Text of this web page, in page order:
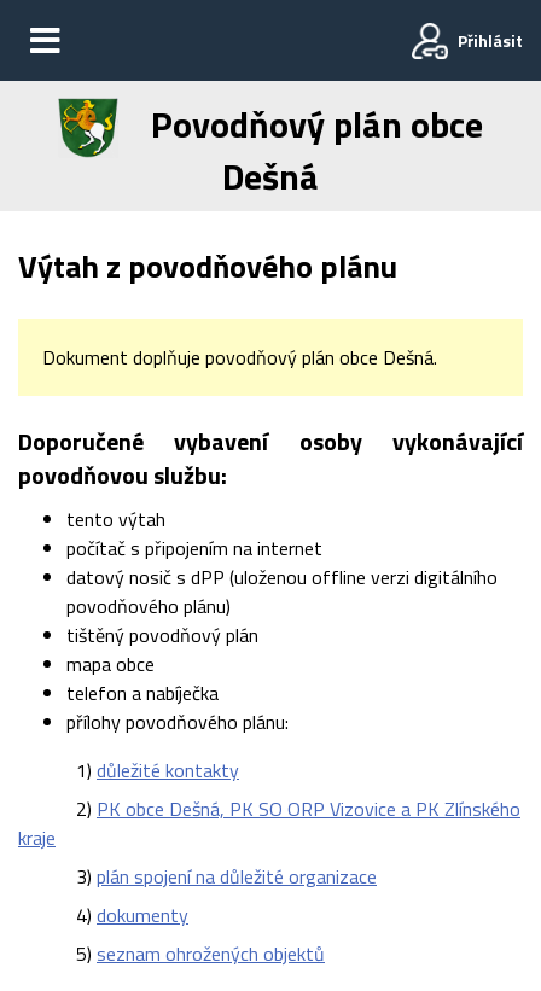
Přihlásit
Povodňový plán obce
Dešná
Výtah z povodňového plánu
Dokument doplňuje povodňový plán obce Dešná.
Doporučené vybavení osoby vykonávající
povodňovou službu:
tento výtah
počítač s připojením na internet
datový nosič s dPP (uloženou offline verzi digitálního
povodňového plánu)
tištěný povodňový plán
mapa obce
telefon a nabíječka
přílohy povodňového plánu:
1) důležité kontakty
2) PK obce Dešná, PK SO ORP Vizovice a PK Zlínského
kraje
3) plán spojení na důležité organizace
4) dokumenty
5) seznam ohrožených objektů